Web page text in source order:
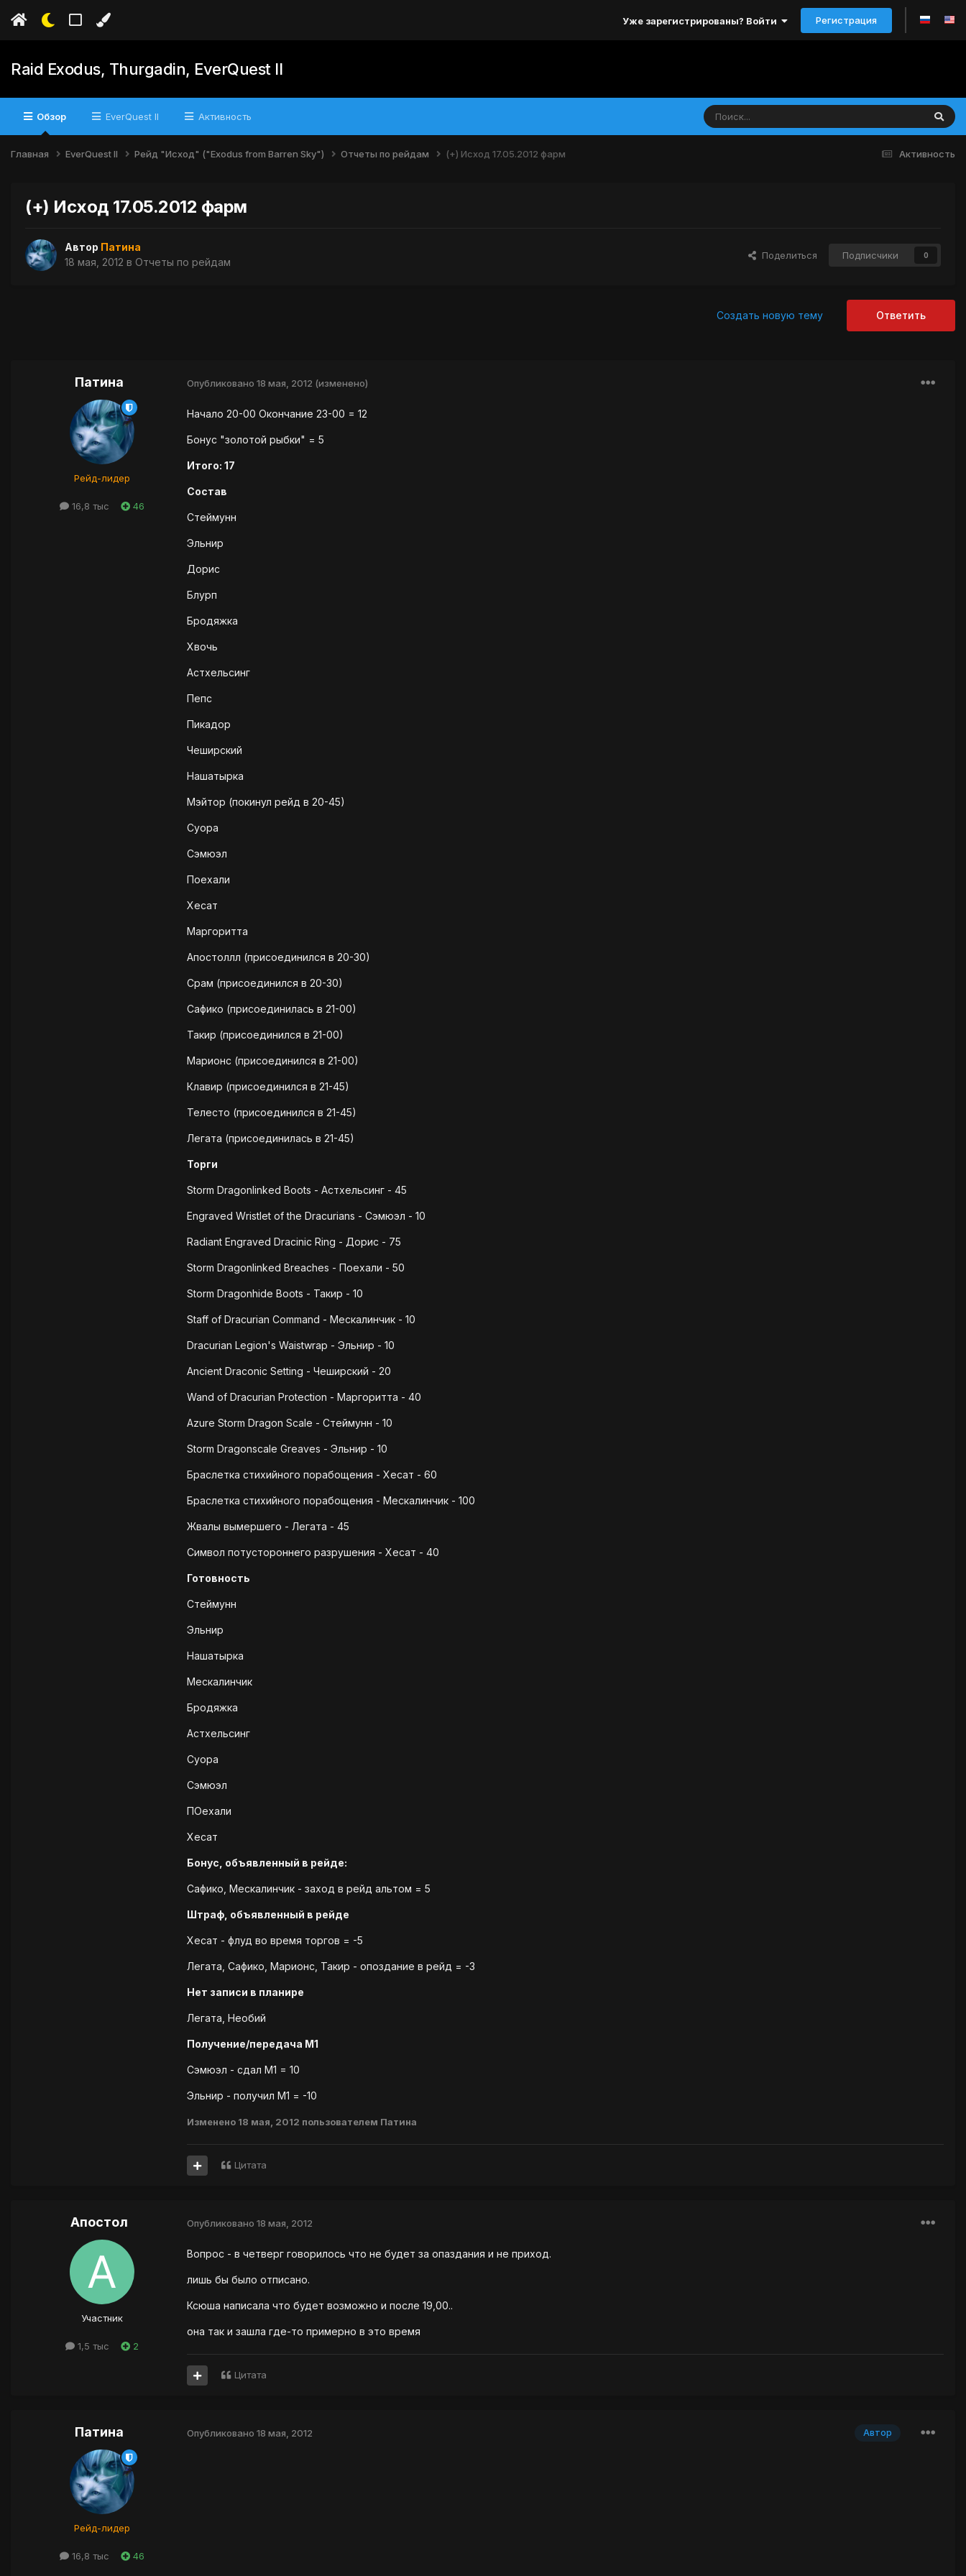
Уже зарегистрированы? Войти Регистрация
Raid Exodus, Thurgadin, EverQuest II
Обзор EverQuest II Активность
Активность
Главная EverQuest II Рейд "Исход" ("Exodus from Barren Sky") Отчеты по рейдам (+) Исход 17.05.2012 фарм
(+) Исход 17.05.2012 фарм
Автор Патина
18 мая, 2012 в Отчеты по рейдам
Поделиться Подписчики 0
Ответить
Создать новую тему
Патина
Рейд-лидер
16,8 тыс 46
Опубликовано 18 мая, 2012 (изменено)
Начало 20-00 Окончание 23-00 = 12
Бонус "золотой рыбки" = 5
Итого: 17
Состав
Стеймунн
Эльнир
Дорис
Блурп
Бродяжка
Хвочь
Астхельсинг
Пепс
Пикадор
Чеширский
Нашатырка
Мэйтор (покинул рейд в 20-45)
Суора
Сэмюэл
Поехали
Хесат
Маргоритта
Апостоллл (присоединился в 20-30)
Срам (присоединился в 20-30)
Сафико (присоединилась в 21-00)
Такир (присоединился в 21-00)
Марионс (присоединился в 21-00)
Клавир (присоединился в 21-45)
Телесто (присоединился в 21-45)
Легата (присоединилась в 21-45)
Торги
Storm Dragonlinked Boots - Астхельсинг - 45
Engraved Wristlet of the Dracurians - Cэмюэл - 10
Radiant Engraved Dracinic Ring - Дорис - 75
Storm Dragonlinked Breaches - Поехали - 50
Storm Dragonhide Boots - Такир - 10
Staff of Dracurian Command - Мескалинчик - 10
Dracurian Legion's Waistwrap - Эльнир - 10
Ancient Draconic Setting - Чеширский - 20
Wand of Dracurian Protection - Маргоритта - 40
Azure Storm Dragon Scale - Стеймунн - 10
Storm Dragonscale Greaves - Эльнир - 10
Браслетка стихийного порабощения - Хесат - 60
Браслетка стихийного порабощения - Мескалинчик - 100
Жвалы вымершего - Легата - 45
Символ потустороннего разрушения - Хесат - 40
Готовность
Стеймунн
Эльнир
Нашатырка
Мескалинчик
Бродяжка
Астхельсинг
Суора
Сэмюэл
ПОехали
Хесат
Бонус, объявленный в рейде:
Сафико, Мескалинчик - заход в рейд альтом = 5
Штраф, объявленный в рейде
Хесат - флуд во время торгов = -5
Легата, Сафико, Марионс, Такир - опоздание в рейд = -3
Нет записи в планире
Легата, Необий
Получение/передача М1
Сэмюэл - сдал М1 = 10
Эльнир - получил М1 = -10
Изменено 18 мая, 2012 пользователем Патина
Цитата
Апостол
Участник
1,5 тыс 2
Опубликовано 18 мая, 2012
Вопрос - в четверг говорилось что не будет за опаздания и не приход.
лишь бы было отписано.
Ксюша написала что будет возможно и после 19,00..
она так и зашла где-то примерно в это время
Цитата
Патина
Рейд-лидер
16,8 тыс 46
Автор
Опубликовано 18 мая, 2012